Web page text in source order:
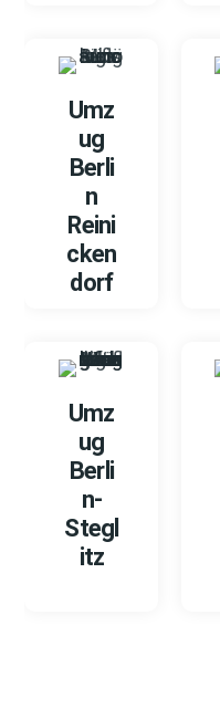
Umz
ug
Berli
n
Reini
cken
dorf
Umz
ug
Berli
n-
Stegl
itz